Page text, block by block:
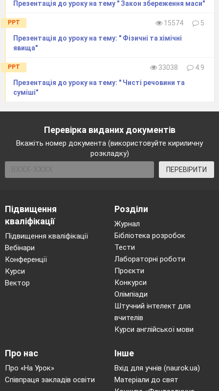
Презентація до уроку на тему " Закон збереження маси"
PPT 15574
5
Презентація до уроку на тему: " Фізичні та хімічні
явища"
PPT 33038
4.9
Презентація до уроку на тему: " Чисті речовини та
суміші"
Перевірка виданих документів
Вкажіть номер документа (використовуйте кириличну
розкладку)
ПЕРЕВІРИТИ
Підвищення
кваліфікації
Підвищення кваліфікації
Вебінари
Конференції
Курси
Вектор
Розділи
Журнал
Бібліотека розробок
Тести
Лабораторні роботи
Проєкти
Конкурси
Олімпіади
Штучний інтелект для
вчителів
Курси англійської мови
Про нас
Про «На Урок»
Співпраця закладів освіти
Інше
Вхід для учнів (naurok.ua)
Матеріали до свят